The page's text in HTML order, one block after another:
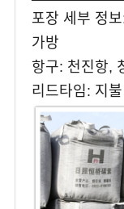
포장 세부 정
가방
항구: 천진항,
리드타임: 지